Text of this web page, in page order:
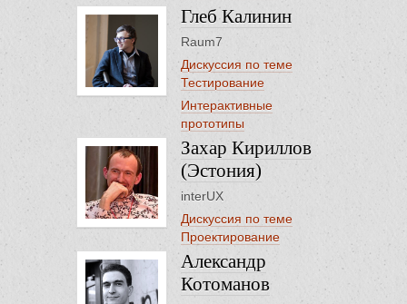
Глеб Калинин
Raum7
Дискуссия по теме
Тестирование
Интерактивные
прототипы
Захар Кириллов
(Эстония)
interUX
Дискуссия по теме
Проектирование
Александр
Котоманов